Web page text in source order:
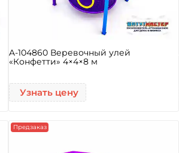
A-104860 Веревочный улей
«Конфетти» 4×4×8 м
Узнать цену
Предзаказ